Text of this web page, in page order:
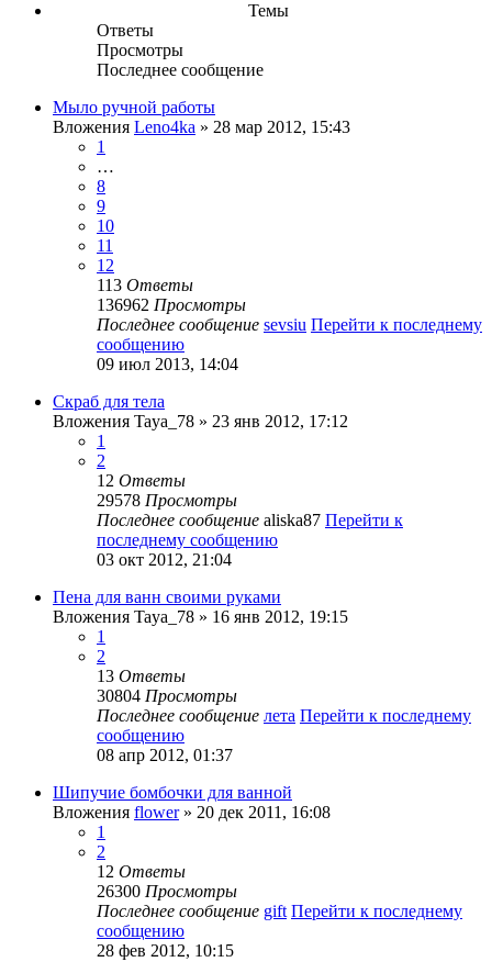
Темы
Ответы
Просмотры
Последнее сообщение
Мыло ручной работы
Вложения Leno4ka » 28 мар 2012, 15:43
1
…
8
9
10
11
12
113 Ответы
136962 Просмотры
Последнее сообщение sevsiu Перейти к последнему
сообщению
09 июл 2013, 14:04
Скраб для тела
Вложения Taya_78 » 23 янв 2012, 17:12
1
2
12 Ответы
29578 Просмотры
Последнее сообщение aliska87 Перейти к
последнему сообщению
03 окт 2012, 21:04
Пена для ванн своими руками
Вложения Taya_78 » 16 янв 2012, 19:15
1
2
13 Ответы
30804 Просмотры
Последнее сообщение лета Перейти к последнему
сообщению
08 апр 2012, 01:37
Шипучие бомбочки для ванной
Вложения flower» 20 дек 2011, 16:08
1
2
12 Ответы
26300 Просмотры
Последнее сообщение gift Перейти к последнему
сообщению
28 фев 2012, 10:15